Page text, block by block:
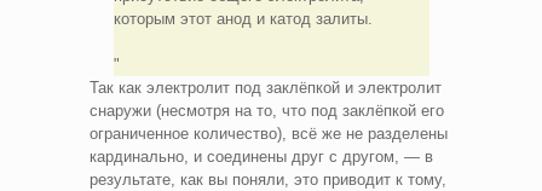
которым этот анод и катод залиты.
Так как электролит под заклёпкой и электролит
снаружи (несмотря на то, что под заклёпкой его
ограниченное количество), всё же не разделены
кардинально, и соединены друг с другом, — в
результате, как вы поняли, это приводит к тому,